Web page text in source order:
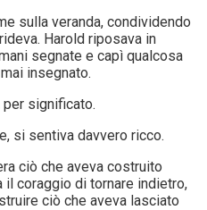
sulla veranda, condividendo
Harold riposava in
segnate e capì qualcosa
insegnato.
significato.
si sentiva davvero ricco.
ciò che aveva costruito
il coraggio di tornare indietro,
ciò che aveva lasciato